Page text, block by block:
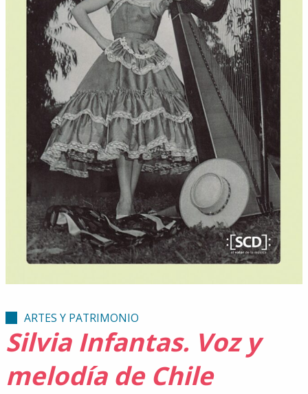
ARTES Y PATRIMONIO
Silvia Infantas. Voz y
melodía de Chile